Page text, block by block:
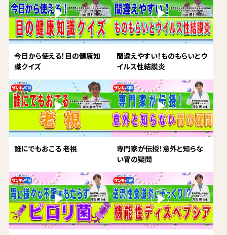
今日から使える！目の健康知
識クイズ
間違えやすい！ものもらいとウ
イルス性結膜炎
誰にでもおこる 老視
専門家が伝授！意外と知らな
い胃の疑問